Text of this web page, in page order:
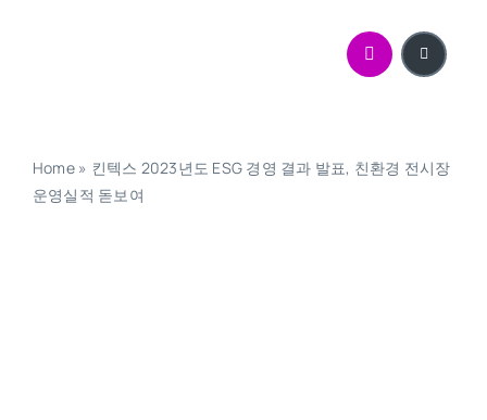
Home» 킨텍스 2023년도 ESG 경영 결과 발표, 친환경 전시장
운영실적 돋보여